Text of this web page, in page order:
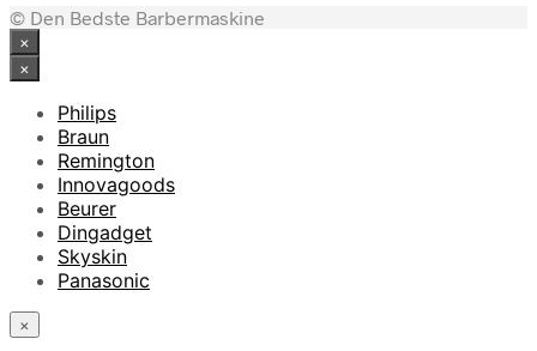
© Den Bedste Barbermaskine
×
×
Philips
Braun
Remington
Innovagoods
Beurer
Dingadget
Skyskin
Panasonic
×